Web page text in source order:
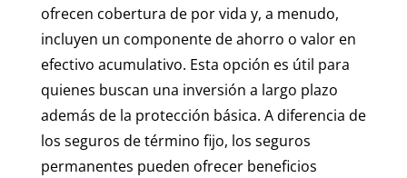
ofrecen cobertura de por vida y, a menudo,
incluyen un componente de ahorro o valor en
efectivo acumulativo. Esta opción es útil para
quienes buscan una inversión a largo plazo
además de la protección básica. A diferencia de
los seguros de término fijo, los seguros
permanentes pueden ofrecer beneficios